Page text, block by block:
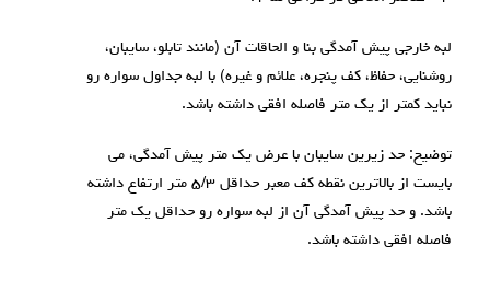
لبه خارجی پیش آمدگی بنا و الحاقات آن (مانند تابلو، سایبان،
روشنایی، حفاظ، کف پنجره، علائم و غیره) با لبه جداول سواره رو
نباید کمتر از یک متر فاصله افقی داشته باشد.
توضیح: حد زیرین سایبان با عرض یک متر پیش آمدگی، می
بایست از بالاترین نقطه کف معبر حداقل ۵/۳ متر ارتفاع داشته
باشد. و حد پیش آمدگی آن از لبه سواره رو حداقل یک متر
فاصله افقی داشته باشد.